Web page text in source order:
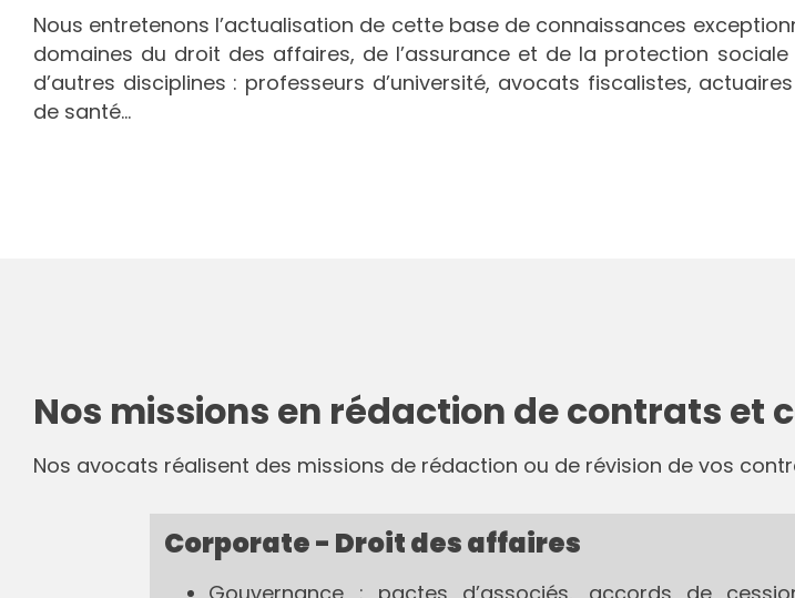
Nous entretenons l’actualisation de cette base de connaissances
domaines du droit des affaires, de l’assurance et de la protection
d’autres disciplines : professeurs d’université, avocats fiscalistes,
de santé...
Nos missions en rédaction de contrats et
Nos avocats réalisent des missions de rédaction ou de révision de vos
Corporate - Droit des affaires